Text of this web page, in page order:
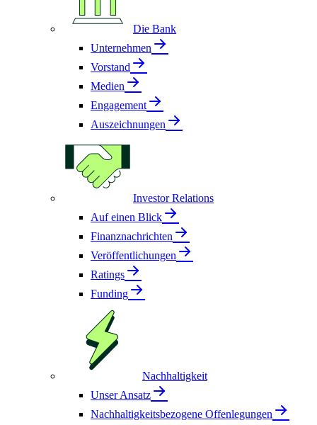
Die Bank
Unternehmen
Vorstand
Medien
Engagement
Auszeichnungen
Investor Relations
Auf einen Blick
Finanznachrichten
Veröffentlichungen
Ratings
Funding
Nachhaltigkeit
Unser Ansatz
Nachhaltigkeitsbezogene Offenlegungen